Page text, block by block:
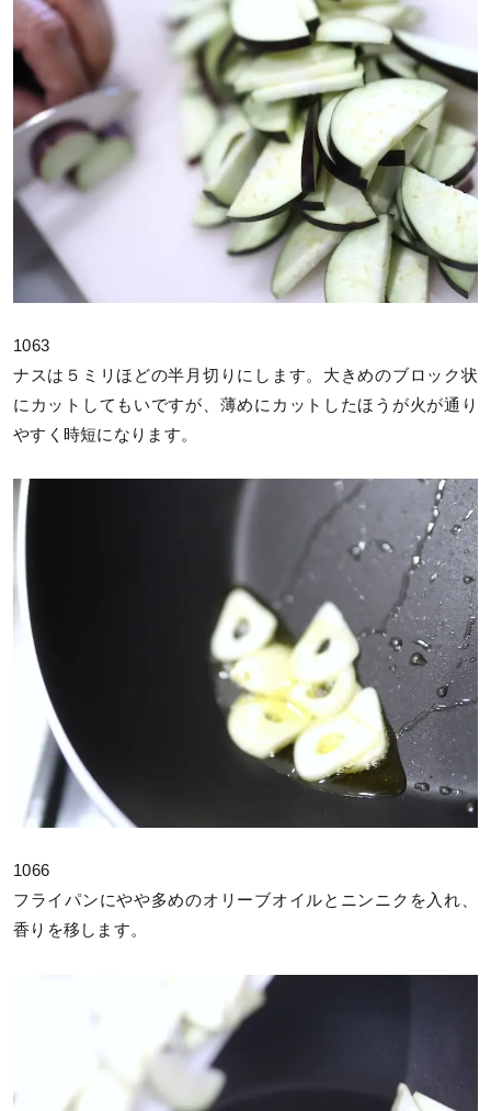
1063
ナスは５ミリほどの半月切りにします。大きめのブロック状
にカットしてもいですが、薄めにカットしたほうが火が通り
やすく時短になります。
1066
フライパンにやや多めのオリーブオイルとニンニクを入れ、
香りを移します。